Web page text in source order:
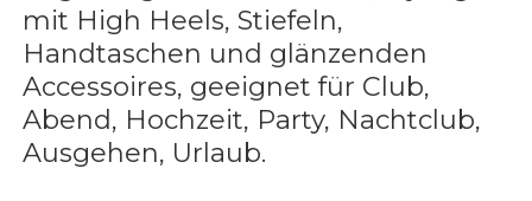
mit High Heels, Stiefeln,
Handtaschen und glänzenden
Accessoires, geeignet für Club,
Abend, Hochzeit, Party, Nachtclub,
Ausgehen, Urlaub.